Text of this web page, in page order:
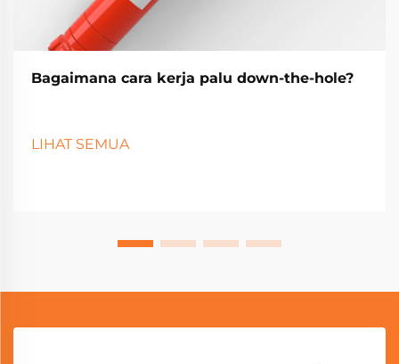
Bagaimana cara kerja palu down-the-hole?
LIHAT SEMUA